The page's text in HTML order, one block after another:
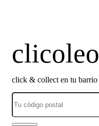
clicoleo
click & collect en tu barrio